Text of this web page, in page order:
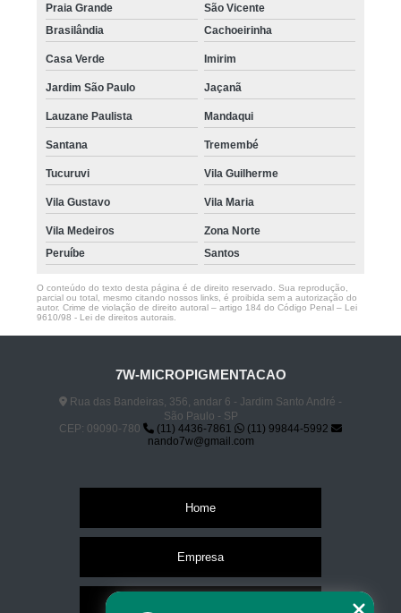
Praia Grande
São Vicente
Brasilândia
Cachoeirinha
Casa Verde Imirim
Jardim São Paulo Jaçanã
Lauzane Paulista Mandaqui
Santana Tremembé
Tucuruvi Vila Guilherme
Vila Gustavo Vila Maria
Vila Medeiros
Zona Norte
Peruíbe
Santos
O conteúdo do texto desta página é de direito reservado. Sua reprodução,
parcial ou total, mesmo citando nossos links, é proibida sem a autorização do
autor. Crime de violação de direito autoral – artigo 184 do Código Penal – Lei
9610/98 - Lei de direitos autorais
7W-MICROPIGMENTACAO
Rua das Bandeiras, 356, andar 6 - Jardim Santo André -
São Paulo - SP
CEP: 09090-780
(11) 4436-7861
(11) 99844-5992
nando7w@gmail.com
Home
Empresa